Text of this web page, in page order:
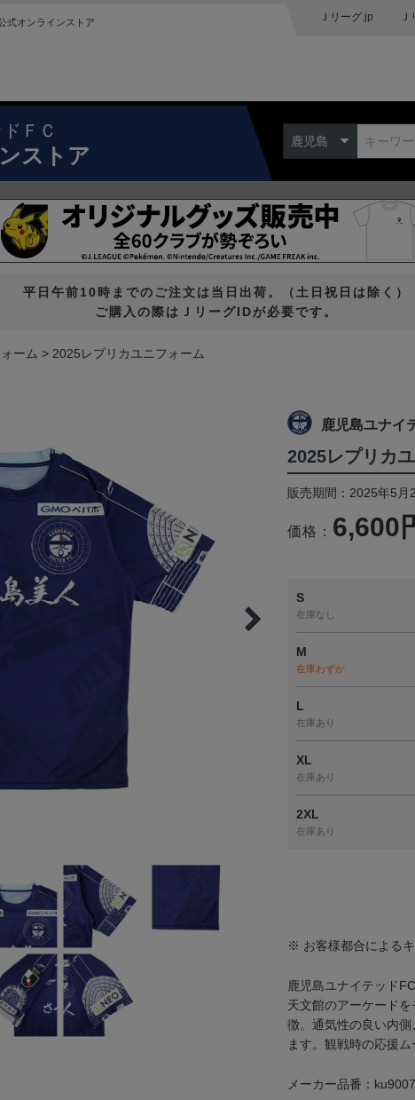
式オンラインストア Ｊリーグ.jp
ＦＣ
ストア
鹿児島
平日午前10時までのご注文は当日出荷。（土日祝日は除く）
ご購入の際はＪリーグIDが必要です。
ーム 2025レプリカユニフォーム
鹿児島ユナイ
2025レプリカ
販売期間：2025年5
価格： 6,600
S
在庫なし
M
在庫わずか
L
在庫あり
XL
在庫あり
2XL
在庫あり
※ お客様都合による
鹿児島ユナイテッド
天文館のアーケード
徴。通気性の良い内
ます。観戦時の応援
メーカー品番：